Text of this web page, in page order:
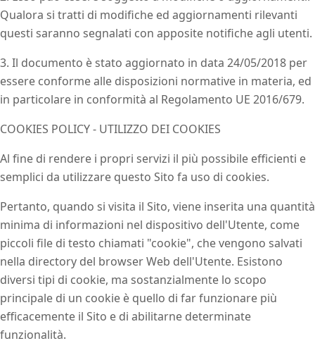
Qualora si tratti di modifiche ed aggiornamenti rilevanti
questi saranno segnalati con apposite notifiche agli utenti.
3. Il documento è stato aggiornato in data 24/05/2018 per
essere conforme alle disposizioni normative in materia, ed
in particolare in conformità al Regolamento UE 2016/679.
COOKIES POLICY - UTILIZZO DEI COOKIES
Al fine di rendere i propri servizi il più possibile efficienti e
semplici da utilizzare questo Sito fa uso di cookies.
Pertanto, quando si visita il Sito, viene inserita una quantità
minima di informazioni nel dispositivo dell'Utente, come
piccoli file di testo chiamati "cookie", che vengono salvati
nella directory del browser Web dell'Utente. Esistono
diversi tipi di cookie, ma sostanzialmente lo scopo
principale di un cookie è quello di far funzionare più
efficacemente il Sito e di abilitarne determinate
funzionalità.